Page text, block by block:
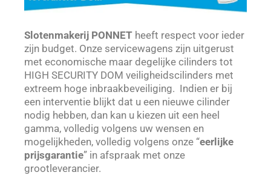
Slotenmakerij PONNET heeft respect voor ieder
zijn budget. Onze servicewagens zijn uitgerust
met economische maar degelijke cilinders tot
HIGH SECURITY DOM veiligheidscilinders met
extreem hoge inbraakbeveiliging. Indien er bij
een interventie blijkt dat u een nieuwe cilinder
nodig hebben, dan kan u kiezen uit een heel
gamma, volledig volgens uw wensen en
mogelijkheden, volledig volgens onze “eerlijke
prijsgarantie” in afspraak met onze
grootleverancier.